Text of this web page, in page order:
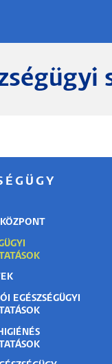
EGÉSZSÉGÜGYI